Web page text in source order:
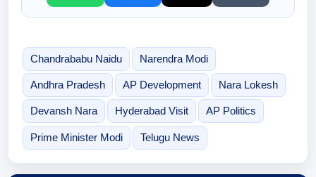
Chandrababu Naidu Narendra Modi
Andhra Pradesh AP Development Nara Lokesh
Devansh Nara Hyderabad Visit AP Politics
Prime Minister Modi Telugu News